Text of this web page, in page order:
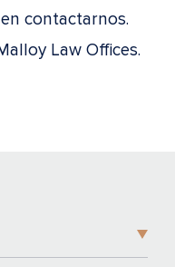
contactarnos.
Law Offices.